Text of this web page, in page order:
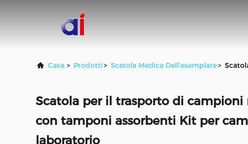
Casa.> Prodotti> Scatola Medica Dell'esemplare>
Scatola per il trasporto di campioni
con tamponi assorbenti Kit per
laboratorio